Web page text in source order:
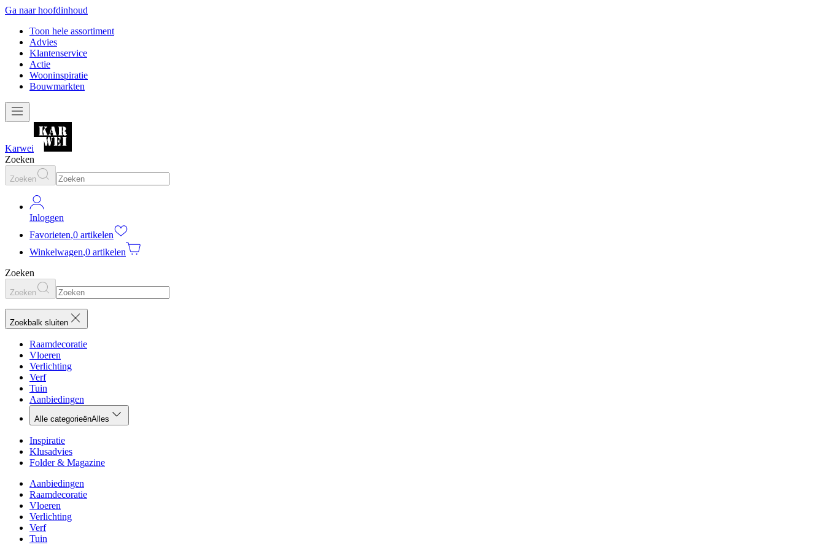
Ga naar hoofdinhoud
Toon hele assortiment
Advies
Klantenservice
Actie
Wooninspiratie
Bouwmarkten
Karwei
Zoeken
Zoeken
Inloggen
Favorieten,0 artikelen
Winkelwagen,0 artikelen
Zoeken
Zoeken
Zoekbalk sluiten
Raamdecoratie
Vloeren
Verlichting
Verf
Tuin
Aanbiedingen
Alle categorieënAlles
Inspiratie
Klusadvies
Folder & Magazine
Aanbiedingen
Raamdecoratie
Vloeren
Verlichting
Verf
Tuin